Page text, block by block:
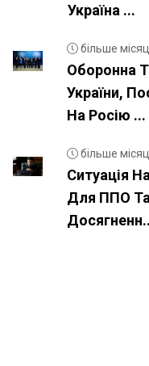
Україна ...
більше
Оборонна
України,
На Росію ...
більше
Ситуація
Для ППО